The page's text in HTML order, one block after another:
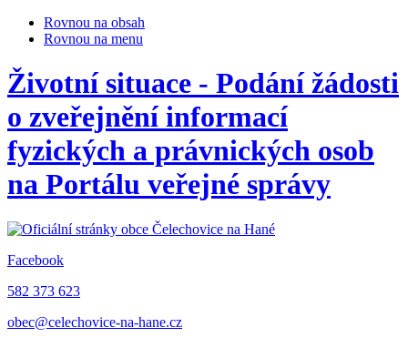
Rovnou na obsah
Rovnou na menu
Životní situace - Podání žádosti
o zveřejnění informací
fyzických a právnických osob
na Portálu veřejné správy
Facebook
582 373 623
obec@celechovice-na-hane.cz